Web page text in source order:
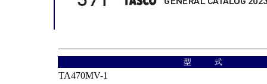
型 式
TA470MV-1